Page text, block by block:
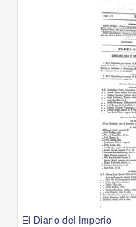
El Diario del Imperio